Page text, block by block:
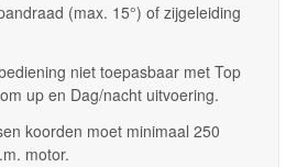
(max. 15°) of zijgeleiding
niet toepasbaar met Top
up en Dag/nacht uitvoering.
koorden moet minimaal 250
motor.